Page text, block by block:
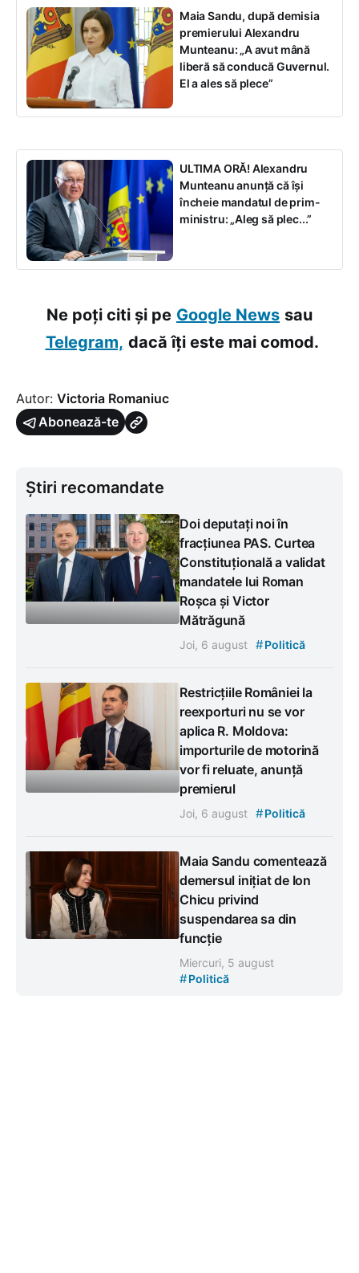
Maia Sandu, după demisia
premierului Alexandru
Munteanu: „A avut mână
liberă să conducă Guvernul.
El a ales să plece”
ULTIMA ORĂ! Alexandru
Munteanu anunță că își
încheie mandatul de prim-
ministru: „Aleg să plec...”
Ne poți citi și pe Google News sau
Telegram, dacă îți este mai comod.
Autor: Victoria Romaniuc
Abonează-te
Știri recomandate
Doi deputați noi în
fracțiunea PAS. Curtea
Constituțională a validat
mandatele lui Roman
Roșca și Victor
Mătrăgună
Joi, 6 august #Politică
Restricțiile României la
reexporturi nu se vor
aplica R. Moldova:
importurile de motorină
vor fi reluate, anunță
premierul
Joi, 6 august #Politică
Maia Sandu comentează
demersul inițiat de Ion
Chicu privind
suspendarea sa din
funcție
Miercuri, 5 august
#Politică